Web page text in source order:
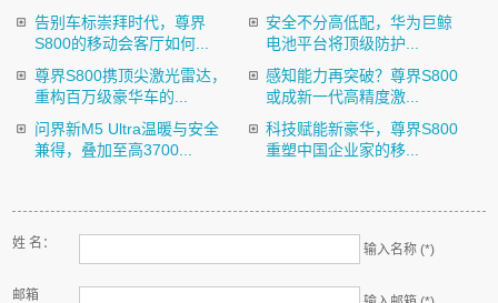
告别车标崇拜时代，尊界
S800的移动会客厅如何...
安全不分高低配，华为巨鲸
电池平台将顶级防护...
尊界S800携顶尖激光雷达，
重构百万级豪华车的...
感知能力再突破？尊界S800
或成新一代高精度激...
问界新M5 Ultra温暖与安全
兼得，叠加至高3700...
科技赋能新豪华，尊界S800
重塑中国企业家的移...
姓 名： 输入名称 (*)
邮箱